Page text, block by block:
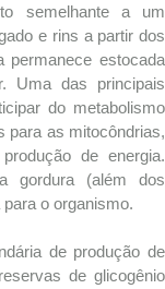
semelhante a um
e rins a partir dos
permanece estocada
Uma das principais
do metabolismo
para as mitocôndrias,
de energia.
gordura (além dos
o organismo.
de produção de
de glicogênio